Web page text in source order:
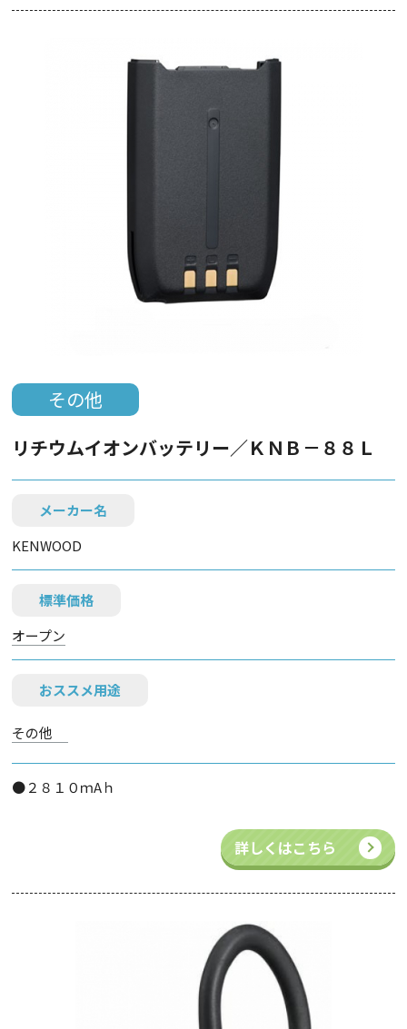
その他
リチウムイオンバッテリー／ＫＮＢ－８８Ｌ
メーカー名
KENWOOD
標準価格
オープン
おススメ用途
その他
●２８１０ｍAｈ
詳しくはこちら